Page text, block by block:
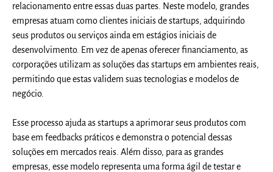
relacionamento entre essas duas partes. Neste modelo, grandes
empresas atuam como clientes iniciais de startups, adquirindo
seus produtos ou serviços ainda em estágios iniciais de
desenvolvimento. Em vez de apenas oferecer financiamento, as
corporações utilizam as soluções das startups em ambientes reais,
permitindo que estas validem suas tecnologias e modelos de
negócio.
Esse processo ajuda as startups a aprimorar seus produtos com
base em feedbacks práticos e demonstra o potencial dessas
soluções em mercados reais. Além disso, para as grandes
empresas, esse modelo representa uma forma ágil de testar e